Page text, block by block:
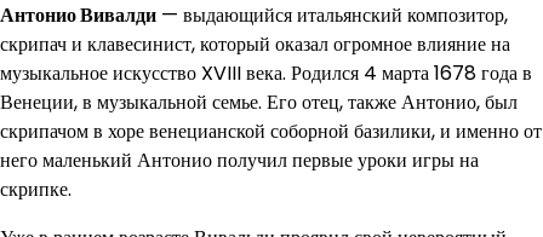
Антонио Вивалди — выдающийся итальянский композитор,
скрипач и клавесинист, который оказал огромное влияние на
музыкальное искусство XVIII века. Родился 4 марта 1678 года в
Венеции, в музыкальной семье. Его отец, также Антонио, был
скрипачом в хоре венецианской соборной базилики, и именно от
него маленький Антонио получил первые уроки игры на
скрипке.